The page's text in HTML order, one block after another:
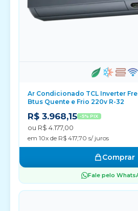
Ar Condicionado TCL Inverter
Btus Quente e Frio 220v R-32
R$ 3.968,15 -5% PIX
ou R$ 4.177,00
em 10x de R$ 417,70 s/ juros
Comprar
Fale pelo